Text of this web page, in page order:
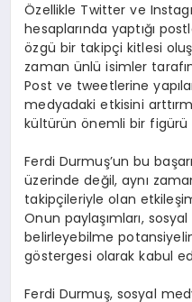
Özellikle Twitter ve
hesaplarında yaptığı
özgü bir takipçi kitlesi
zaman ünlü isimler
Post ve tweetlerine
medyadaki etkisini
kültürün önemli bir
Ferdi Durmuş’un bu
üzerinde değil, aynı
takipçileriyle olan
Onun paylaşımları,
belirleyebilme
göstergesi olarak kabul
Ferdi Durmuş, sosyal